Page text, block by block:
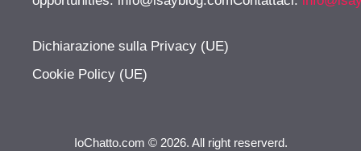
Dichiarazione sulla Privacy (UE)
Cookie Policy (UE)
IoChatto.com © 2026. All right reserverd.